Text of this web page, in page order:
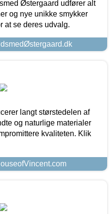
Østergaard udfører alt
og nye unikke smykker
at se deres udvalg.
langt størstedelen af
og naturlige materialer
kvaliteten. Klik